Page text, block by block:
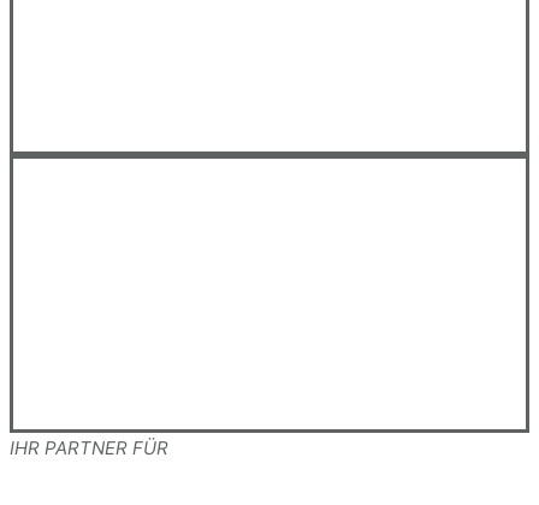
IHR PARTNER FÜR